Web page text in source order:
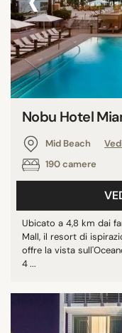
Nobu Hotel
Mid Beach
190 camere
Ubicato a 4,8 km dai
Mall, il resort di
offre la vista
4 ...